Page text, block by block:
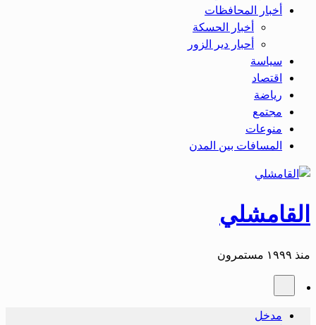
أخبار المحافظات
أخبار الحسكة
أحبار دير الزور
سياسة
اقتصاد
رياضة
مجتمع
منوعات
المسافات بين المدن
القامشلي
منذ ١٩٩٩ مستمرون
مدخل